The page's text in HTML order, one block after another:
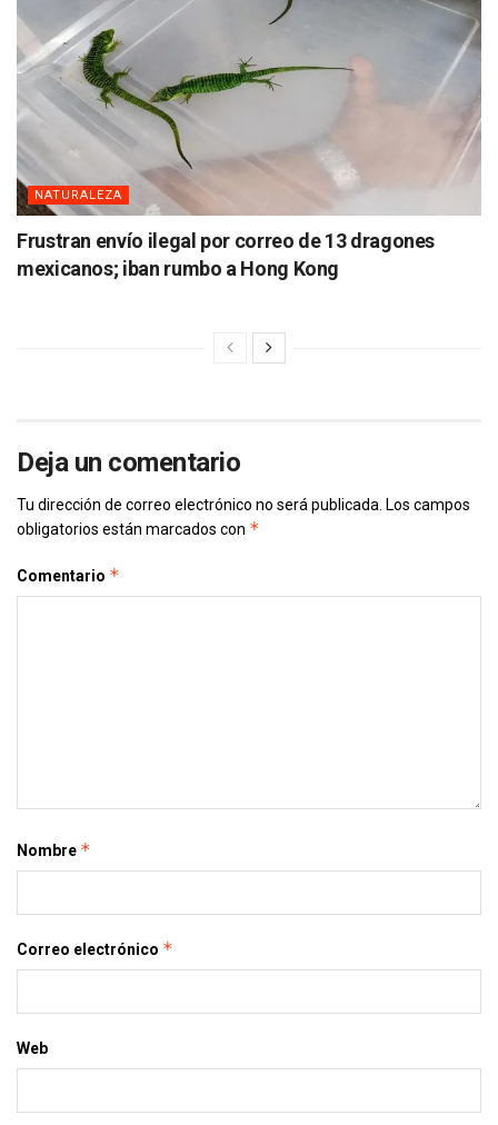
NATURALEZA
Frustran envío ilegal por correo de 13 dragones
mexicanos; iban rumbo a Hong Kong
Deja un comentario
Tu dirección de correo electrónico no será publicada. Los campos
obligatorios están marcados con *
Comentario *
Nombre *
Correo electrónico *
Web